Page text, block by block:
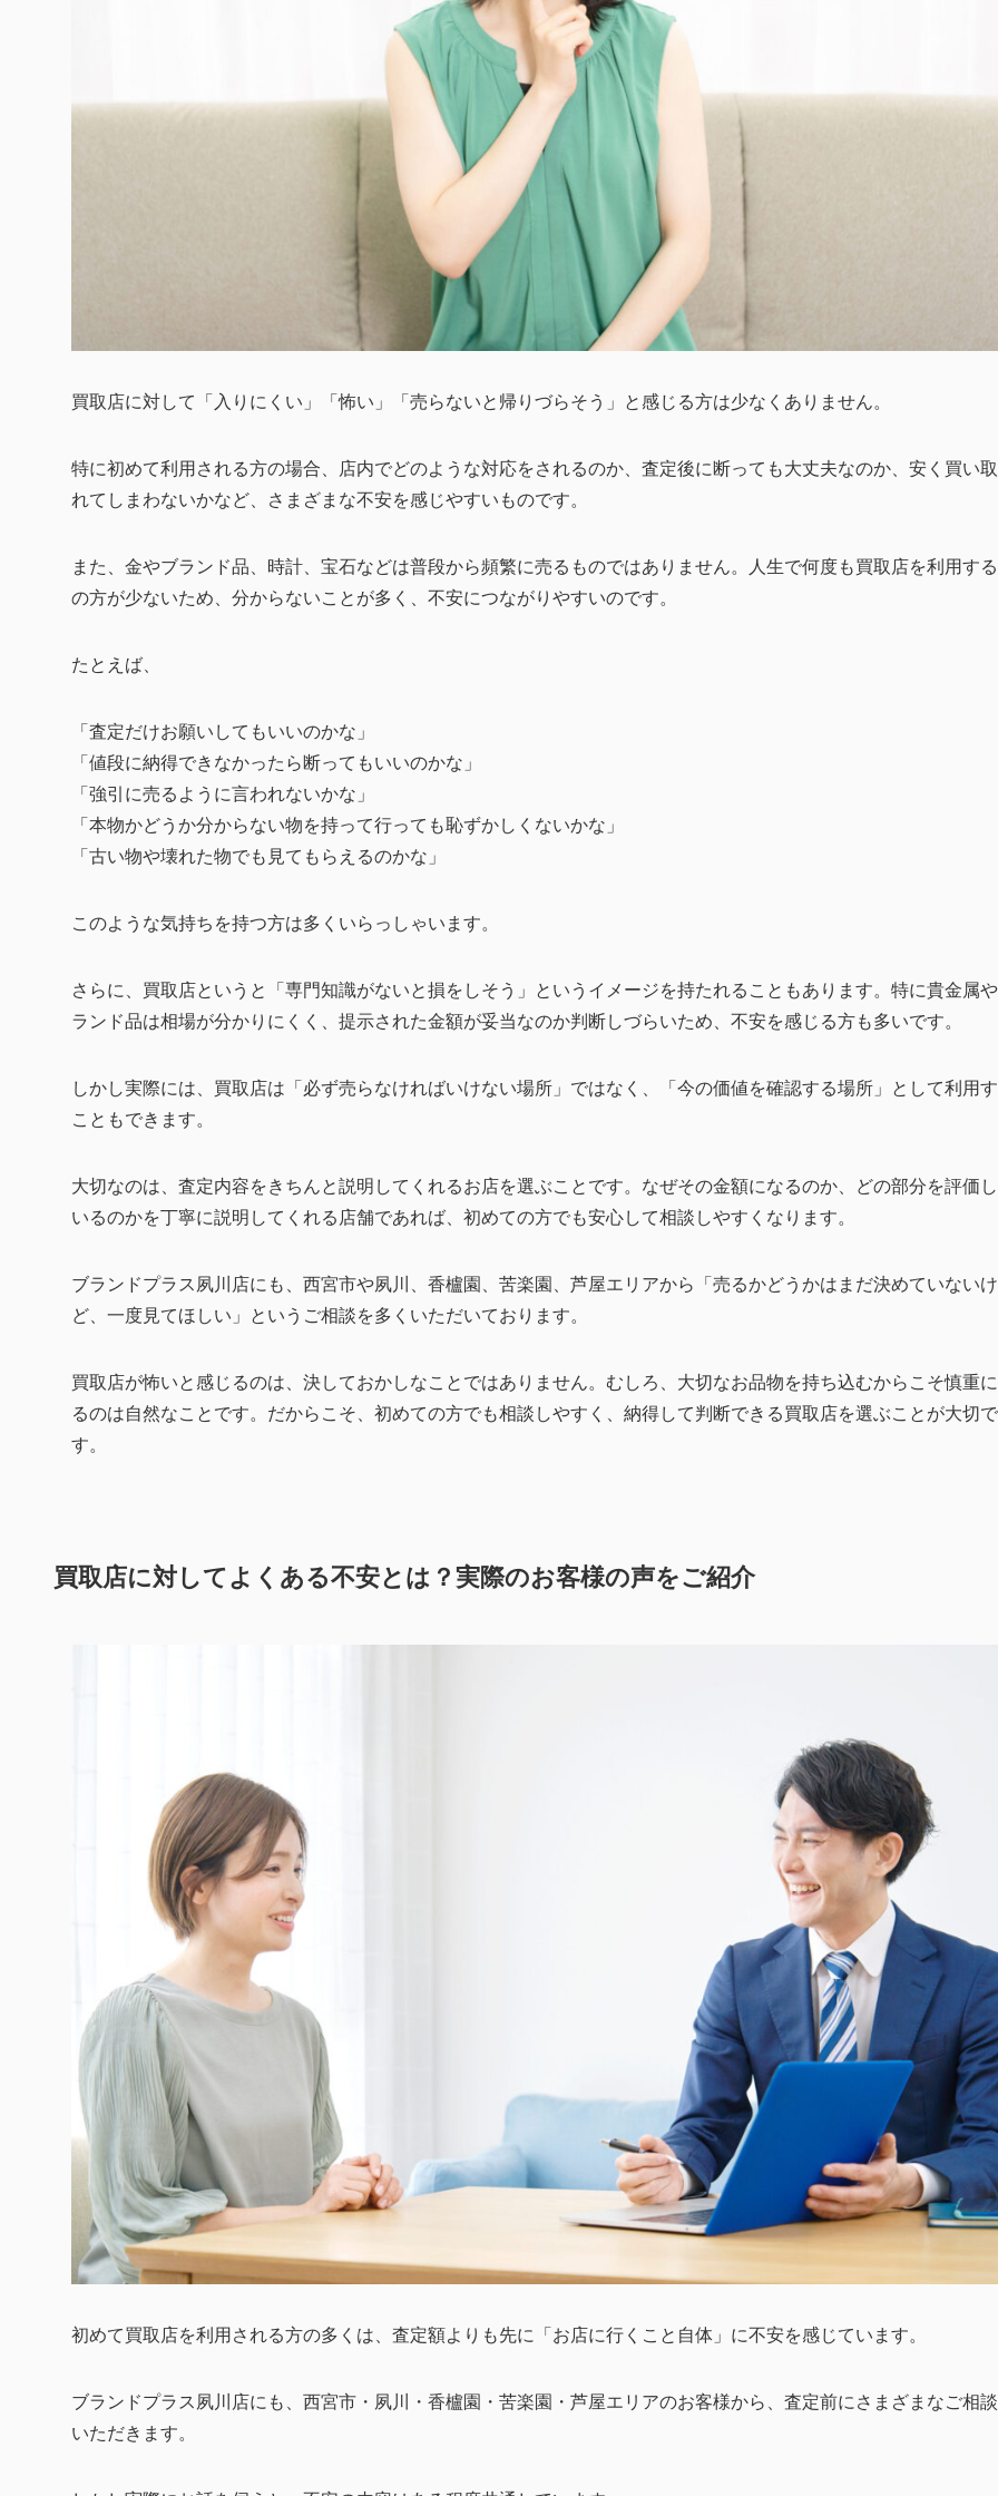
買取店に対して「入りにくい」「怖い」「売らないと帰りづらそう」と感じる方は少なくありません。
特に初めて利用される方の場合、店内でどのような対応をされるのか、査定後に断っても大丈夫なのか、安く買い
れてしまわないかなど、さまざまな不安を感じやすいものです。
また、金やブランド品、時計、宝石などは普段から頻繁に売るものではありません。人生で何度も買取店を利用す
の方が少ないため、分からないことが多く、不安につながりやすいのです。
たとえば、
「査定だけお願いしてもいいのかな」
「値段に納得できなかったら断ってもいいのかな」
「強引に売るように言われないかな」
「本物かどうか分からない物を持って行っても恥ずかしくないかな」
「古い物や壊れた物でも見てもらえるのかな」
このような気持ちを持つ方は多くいらっしゃいます。
さらに、買取店というと「専門知識がないと損をしそう」というイメージを持たれることもあります。特に貴金属
ランド品は相場が分かりにくく、提示された金額が妥当なのか判断しづらいため、不安を感じる方も多いです。
しかし実際には、買取店は「必ず売らなければいけない場所」ではなく、「今の価値を確認する場所」として利用
こともできます。
大切なのは、査定内容をきちんと説明してくれるお店を選ぶことです。なぜその金額になるのか、どの部分を評価
いるのかを丁寧に説明してくれる店舗であれば、初めての方でも安心して相談しやすくなります。
ブランドプラス夙川店にも、西宮市や夙川、香櫨園、苦楽園、芦屋エリアから「売るかどうかはまだ決めていない
ど、一度見てほしい」というご相談を多くいただいております。
買取店が怖いと感じるのは、決しておかしなことではありません。むしろ、大切なお品物を持ち込むからこそ慎重
るのは自然なことです。だからこそ、初めての方でも相談しやすく、納得して判断できる買取店を選ぶことが大切で
す。
買取店に対してよくある不安とは？実際のお客様の声をご紹介
初めて買取店を利用される方の多くは、査定額よりも先に「お店に行くこと自体」に不安を感じています。
ブランドプラス夙川店にも、西宮市・夙川・香櫨園・苦楽園・芦屋エリアのお客様から、査定前にさまざまなご相
いただきます。